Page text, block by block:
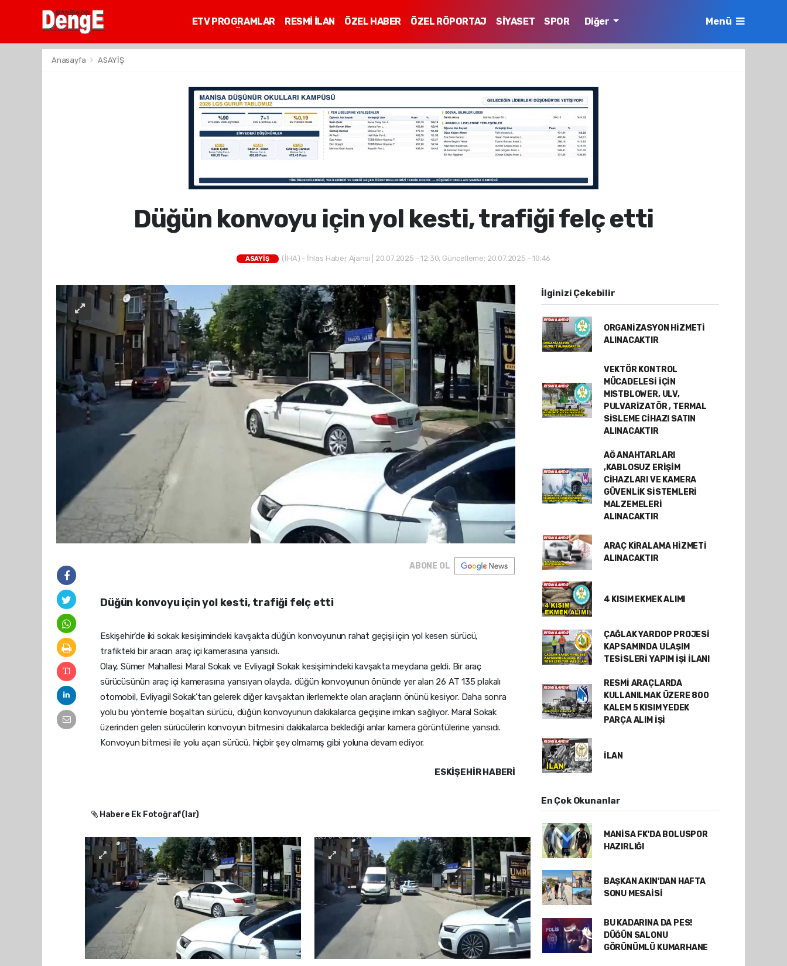
ETV PROGRAMLAR RESMİ İLAN ÖZEL HABER ÖZEL RÖPORTAJ SİYASET
SPOR
Diğer Menü
Anasayfa ASAYİŞ
Düğün konvoyu için yol kesti, trafiği felç etti
ASAYİŞ (İHA) - İhlas Haber Ajansı | 20.07.2025 - 12:30, Güncelleme: 20.07.2025 - 10:46
ABONE OL
Düğün konvoyu için yol kesti, trafiği felç etti
Eskişehir’de iki sokak kesişimindeki kavşakta düğün konvoyunun rahat geçişi için yol kesen sürücü,
trafikteki bir aracın araç içi kamerasına yansıdı.
Olay, Sümer Mahallesi Maral Sokak ve Evliyagil Sokak kesişimindeki kavşakta meydana geldi. Bir araç
sürücüsünün araç içi kamerasına yansıyan olayda, düğün konvoyunun önünde yer alan 26 AT 135 plakalı
otomobil, Evliyagil Sokak’tan gelerek diğer kavşaktan ilerlemekte olan araçların önünü kesiyor. Daha sonra
yolu bu yöntemle boşaltan sürücü, düğün konvoyunun dakikalarca geçişine imkan sağlıyor. Maral Sokak
üzerinden gelen sürücülerin konvoyun bitmesini dakikalarca beklediği anlar kamera görüntülerine yansıdı.
Konvoyun bitmesi ile yolu açan sürücü, hiçbir şey olmamış gibi yoluna devam ediyor.
ESKIŞEHIR HABERİ
Habere Ek Fotoğraf(lar)
İlginizi Çekebilir
ORGANİZASYON HİZMETİ
ALINACAKTIR
VEKTÖR KONTROL
MÜCADELESİ İÇİN
MISTBLOWER, ULV,
PULVARİZATÖR , TERMAL
SİSLEME CİHAZI SATIN
ALINACAKTIR
AĞ ANAHTARLARI
,KABLOSUZ ERİŞİM
CİHAZLARI VE KAMERA
GÜVENLİK SİSTEMLERİ
MALZEMELERİ
ALINACAKTIR
ARAÇ KİRALAMA HİZMETİ
ALINACAKTIR
4 KISIM EKMEK ALIMI
ÇAĞLAK YARDOP PROJESİ
KAPSAMINDA ULAŞIM
TESİSLERİ YAPIM İŞİ İLANI
RESMİ ARAÇLARDA
KULLANILMAK ÜZERE 800
KALEM 5 KISIM YEDEK
PARÇA ALIM İŞİ
İLAN
En Çok Okunanlar
MANİSA FK'DA BOLUSPOR
HAZIRLIĞI
BAŞKAN AKIN'DAN HAFTA
SONU MESAİSİ
BU KADARINA DA PES!
DÜĞÜN SALONU
GÖRÜNÜMLÜ KUMARHANE